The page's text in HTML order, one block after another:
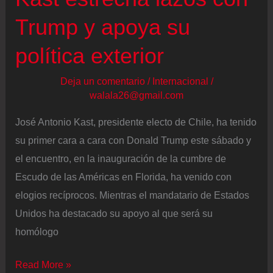
José
Antonio
Trump y apoya su
política exterior
Deja un comentario / Internacional /
walala26@gmail.com
José Antonio Kast, presidente electo de Chile, ha tenido
su primer cara a cara con Donald Trump este sábado y
el encuentro, en la inauguración de la cumbre de
Escudo de las Américas en Florida, ha venido con
elogios recíprocos. Mientras el mandatario de Estados
Unidos ha destacado su apoyo al que será su
homólogo
Kast
Read More »